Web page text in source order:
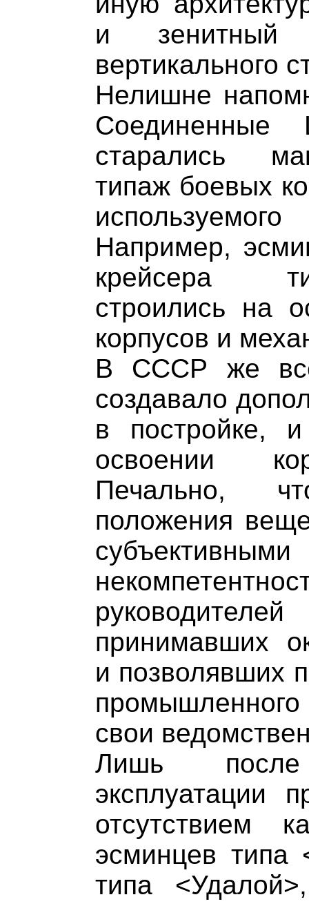
и зенитный
вертикального
Нелишне
старались
типаж боевых
Например,
крейсера
строились на
корпусов и
В СССР же
создавало
в постройке,
освоении
Печально,
положения
принимавших
и позволявших
промышленного
свои
Лишь
эксплуатации
отсутствием
эсминцев
типа